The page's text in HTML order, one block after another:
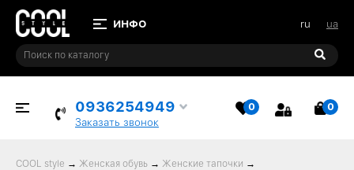
ru ua
0936254949
Заказать звонок
0
0ИЗБРАННОЕ
COOL style → Женская обувь → Женские тапочки →